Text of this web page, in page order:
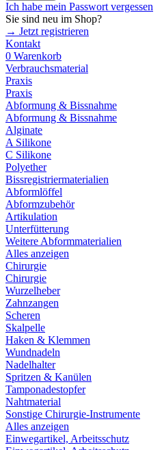
Ich habe mein Passwort vergessen
Sie sind neu im Shop?
→ Jetzt registrieren
Kontakt
0 Warenkorb
Verbrauchsmaterial
Praxis
Praxis
Abformung & Bissnahme
Abformung & Bissnahme
Alginate
A Silikone
C Silikone
Polyether
Bissregistriermaterialien
Abformlöffel
Abformzubehör
Artikulation
Unterfütterung
Weitere Abformmaterialien
Alles anzeigen
Chirurgie
Chirurgie
Wurzelheber
Zahnzangen
Scheren
Skalpelle
Haken & Klemmen
Wundnadeln
Nadelhalter
Spritzen & Kanülen
Tamponadestopfer
Nahtmaterial
Sonstige Chirurgie-Instrumente
Alles anzeigen
Einwegartikel, Arbeitsschutz